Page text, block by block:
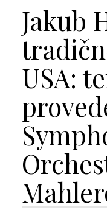
Jakub
USA: